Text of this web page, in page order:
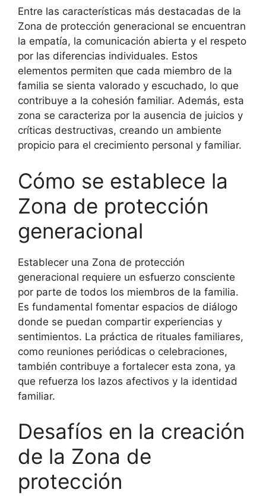
Entre las características más destacadas de la
Zona de protección generacional se encuentran
la empatía, la comunicación abierta y el respeto
por las diferencias individuales. Estos
elementos permiten que cada miembro de la
familia se sienta valorado y escuchado, lo que
contribuye a la cohesión familiar. Además, esta
zona se caracteriza por la ausencia de juicios y
críticas destructivas, creando un ambiente
propicio para el crecimiento personal y familiar.
Cómo se establece la
Zona de protección
generacional
Establecer una Zona de protección
generacional requiere un esfuerzo consciente
por parte de todos los miembros de la familia.
Es fundamental fomentar espacios de diálogo
donde se puedan compartir experiencias y
sentimientos. La práctica de rituales familiares,
como reuniones periódicas o celebraciones,
también contribuye a fortalecer esta zona, ya
que refuerza los lazos afectivos y la identidad
familiar.
Desafíos en la creación
de la Zona de
protección